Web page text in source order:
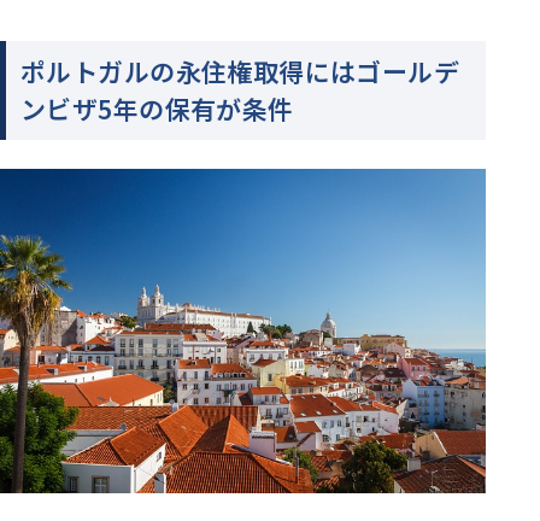
ポルトガルの永住権取得にはゴールデ
ンビザ5年の保有が条件